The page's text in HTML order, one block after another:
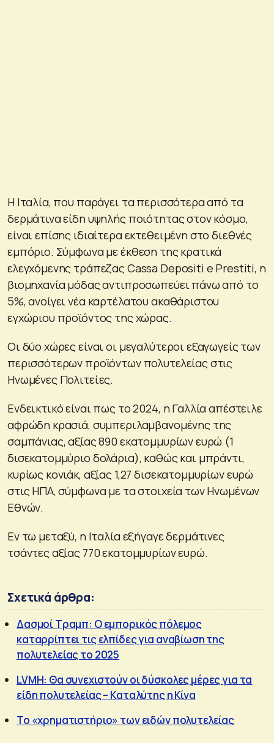
Η Ιταλία, που παράγει τα περισσότερα από τα
δερμάτινα είδη υψηλής ποιότητας στον κόσμο,
είναι επίσης ιδιαίτερα εκτεθειμένη στο διεθνές
εμπόριο. Σύμφωνα με έκθεση της κρατικά
ελεγχόμενης τράπεζας Cassa Depositi e Prestiti, η
βιομηχανία μόδας αντιπροσωπεύει πάνω από το
5%, ανοίγει νέα καρτέλατου ακαθάριστου
εγχώριου προϊόντος της χώρας.
Οι δύο χώρες είναι οι μεγαλύτεροι εξαγωγείς των
περισσότερων προϊόντων πολυτελείας στις
Ηνωμένες Πολιτείες.
Ενδεικτικό είναι πως το 2024, η Γαλλία απέστειλε
αφρώδη κρασιά, συμπεριλαμβανομένης της
σαμπάνιας, αξίας 890 εκατομμυρίων ευρώ (1
δισεκατομμύριο δολάρια), καθώς και μπράντι,
κυρίως κονιάκ, αξίας 1,27 δισεκατομμυρίων ευρώ
στις ΗΠΑ, σύμφωνα με τα στοιχεία των Ηνωμένων
Εθνών.
Εν τω μεταξύ, η Ιταλία εξήγαγε δερμάτινες
τσάντες αξίας 770 εκατομμυρίων ευρώ.
Σχετικά άρθρα:
Δασμοί Τραμπ: Ο εμπορικός πόλεμος
καταρρίπτει τις ελπίδες για αναβίωση της
πολυτελείας το 2025
LVMH: Θα συνεχιστούν οι δύσκολες μέρες για τα
είδη πολυτελείας – Καταλύτης η Κίνα
Το «χρηματιστήριο» των ειδών πολυτελείας